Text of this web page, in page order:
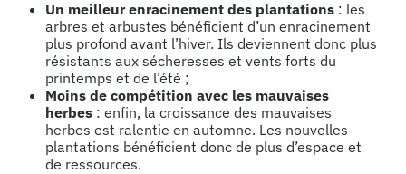
Un meilleur enracinement des plantations : les
arbres et arbustes bénéficient d’un enracinement
plus profond avant l’hiver. Ils deviennent donc plus
résistants aux sécheresses et vents forts du
printemps et de l’été ;
Moins de compétition avec les mauvaises
herbes : enfin, la croissance des mauvaises
herbes est ralentie en automne. Les nouvelles
plantations bénéficient donc de plus d’espace et
de ressources.